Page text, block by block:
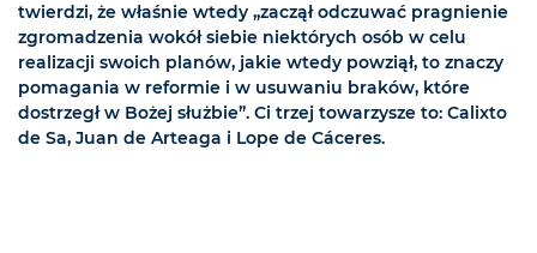
twierdzi, że właśnie wtedy „zaczął odczuwać pragnienie
zgromadzenia wokół siebie niektórych osób w celu
realizacji swoich planów, jakie wtedy powziął, to znaczy
pomagania w reformie i w usuwaniu braków, które
dostrzegł w Bożej służbie”. Ci trzej towarzysze to: Calixto
de Sa, Juan de Arteaga i Lope de Cáceres.